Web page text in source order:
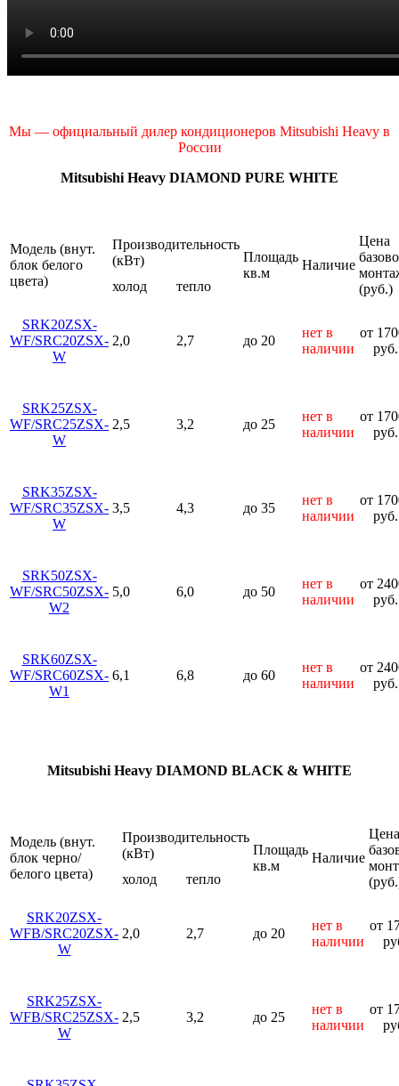
Мы — официальный дилер кондиционеров Mitsubishi Heavy в
России
Mitsubishi Heavy DIAMOND PURE WHITE
Модель (внут.
блок белого
цвета)
Производительность
(кВт)
Площадь
кв.м
Наличие
Цена
(руб.)
холод тепло
SRK20ZSX-
WF/SRC20ZSX-
W
2,0 2,7 до 20
нет в
наличии
от
руб.
SRK25ZSX-
WF/SRC25ZSX-
W
2,5 3,2 до 25
нет в
наличии
от
руб.
SRK35ZSX-
WF/SRC35ZSX-
W
3,5 4,3 до 35
нет в
наличии
от
руб.
SRK50ZSX-
WF/SRC50ZSX-
W2
5,0 6,0 до 50
нет в
наличии
от
руб.
SRK60ZSX-
WF/SRC60ZSX-
W1
6,1 6,8 до 60
нет в
наличии
от
руб.
Mitsubishi Heavy DIAMOND BLACK & WHITE
Модель (внут.
блок черно/
белого цвета)
Производительность
(кВт)
Площадь
кв.м
Наличие
Цена
холод тепло
SRK20ZSX-
WFB/SRC20ZSX-
W
2,0 2,7 до 20
нет в
наличии
от
SRK25ZSX-
WFB/SRC25ZSX-
W
2,5 3,2 до 25
нет в
наличии
от